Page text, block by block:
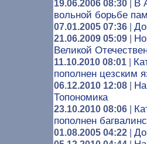
19.06.2006 08:30
В
вольной борьбе
07.01.2005 07:36
21.06.2009 05:09
Великой
11.10.2010 08:01
пополнен цезским
06.12.2010 12:08
Топономика
23.10.2010 08:06
пополнен
01.08.2005 04:22